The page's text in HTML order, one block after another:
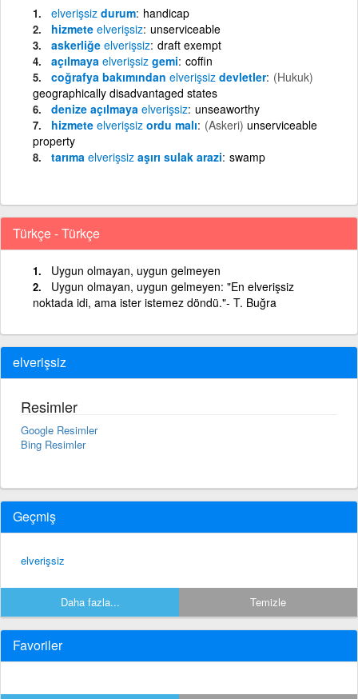
elverişsiz durum handicap
hizmete elverişsiz unserviceable
askerliğe elverişsiz draft exempt
açılmaya elverişsiz gemi coffin
coğrafya bakımından elverişsiz devletler (Hukuk)
geographically disadvantaged states
denize açılmaya elverişsiz unseaworthy
hizmete elverişsiz ordu malı (Askeri) unserviceable
property
tarıma elverişsiz aşırı sulak arazi swamp
Türkçe - Türkçe
Uygun olmayan, uygun gelmeyen
Uygun olmayan, uygun gelmeyen: "En elverişsiz
noktada idi, ama ister istemez döndü."- T. Buğra
elverişsiz
Resimler
Google Resimler
Bing Resimler
Geçmiş
elverişsiz
Daha fazla... Temizle
Favoriler